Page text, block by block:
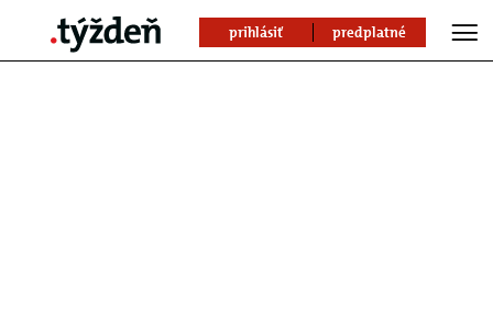
prihlásiť predplatné